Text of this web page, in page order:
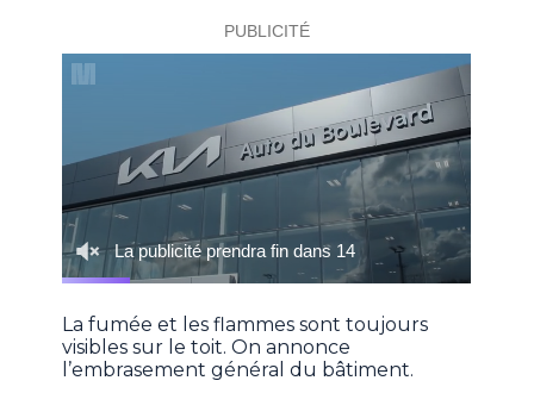
La fumée et les flammes sont toujours
visibles sur le toit. On annonce
l’embrasement général du bâtiment.